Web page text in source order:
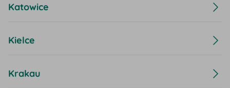
Katowice
Kielce
Krakau